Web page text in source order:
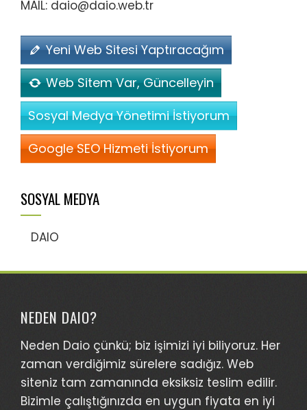
MAIL: daio@daio.web.tr
Yeni Web Sitesi Yaptıracağım
Web Sitem Var, Güncelleyin
Sosyal Medya Yönetimi İstiyorum
Google SEO Hizmeti İstiyorum
SOSYAL MEDYA
DAIO
NEDEN DAIO?
Neden Daio çünkü; biz işimizi iyi biliyoruz. Her
zaman verdiğimiz sürelere sadığız. Web
siteniz tam zamanında eksiksiz teslim edilir.
Bizimle çalıştığınızda en uygun fiyata en iyi